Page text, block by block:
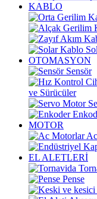
KABLO
OTOMASYON
Sensör
ve Sürücüler
MOTOR
EL ALETLERİ
Pense